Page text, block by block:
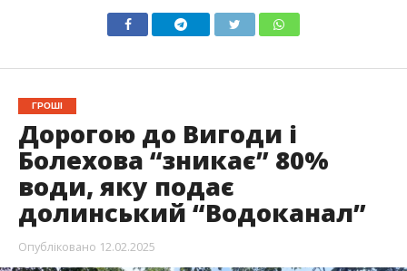
ГРОШІ
Дорогою до Вигоди і
Болехова “зникає” 80%
води, яку подає
долинський “Водоканал”
Опубліковано 12.02.2025